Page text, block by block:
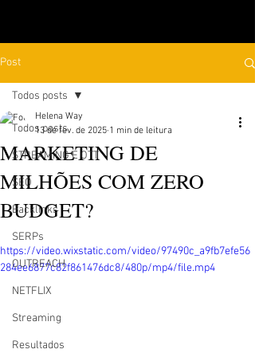
Post
Todos posts
STREAMING E OTT
SEO
Backlinks
SERPs
OUTREACH
NETFLIX
Streaming
Resultados
Todos posts
MARKETING DE
MILHÕES COM ZERO
BUDGET?
Helena Way
13 de fev. de 2025 1 min de leitura
https://video.wixstatic.com/video/97490c_a9fb7efe56
284ee6877c82f861476dc8/480p/mp4/file.mp4